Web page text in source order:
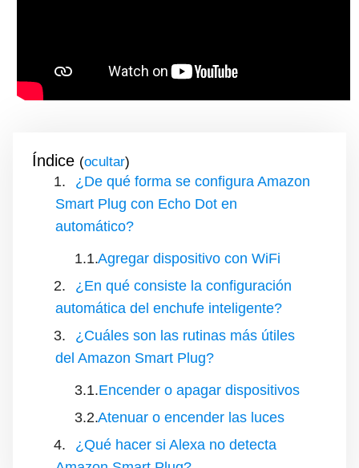
Índice ( )
¿De qué forma se configura Amazon
Smart Plug con Echo Dot en
automático?
Agregar dispositivo con WiFi
¿En qué consiste la configuración
automática del enchufe inteligente?
¿Cuáles son las rutinas más útiles
del Amazon Smart Plug?
Encender o apagar dispositivos
Atenuar o encender las luces
¿Qué hacer si Alexa no detecta